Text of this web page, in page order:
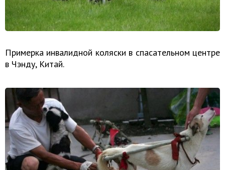
Примерка инвалидной коляски в спасательном центре
в Чэнду, Китай.